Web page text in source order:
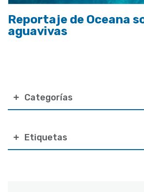
Categorías
Etiquetas
Reportaje de Oceana
aguavivas